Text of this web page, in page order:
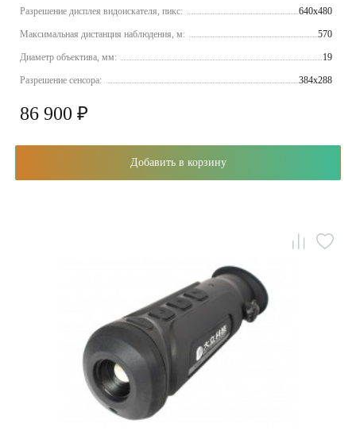
Разрешение дисплея видоискателя, пикс: 640x480
Максимальная дистанция наблюдения, м: 570
Диаметр объектива, мм: 19
Разрешение сенсора: 384x288
86 900 ₽
Добавить в корзину